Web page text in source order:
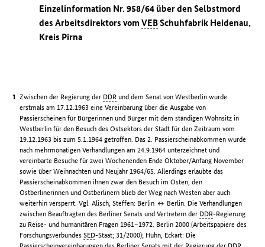
Einzelinformation Nr. 958/64 über den Selbstmord
des Arbeitsdirektors vomVEBSchuhfabrik Heidenau,
Kreis Pirna
Zwischen der Regierung der DDR und dem Senat von Westberlin wurde
erstmals am 17.12.1963 eine Vereinbarung über die Ausgabe von
Passierscheinen für Bürgerinnen und Bürger mit dem ständigen Wohnsitz in
Westberlin für den Besuch des Ostsektors der Stadt für den Zeitraum vom
19.12.1963 bis zum 5.1.1964 getroffen. Das 2. Passierscheinabkommen wurde
nach mehrmonatigen Verhandlungen am 24.9.1964 unterzeichnet und
vereinbarte Besuche für zwei Wochenenden Ende Oktober/Anfang November
sowie über Weihnachten und Neujahr 1964/65. Allerdings erlaubte das
Passierscheinabkommen ihnen zwar den Besuch im Osten, den
Ostberlinerinnen und Ostberlinern blieb der Weg nach Westen aber auch
weiterhin versperrt. Vgl. Alisch, Steffen: Berlin ↔ Berlin. Die Verhandlungen
zwischen Beauftragten des Berliner Senats und Vertretern der DDR-Regierung
zu Reise- und humanitären Fragen 1961–1972. Berlin 2000 (Arbeitspapiere des
ForschungsverbundesSED-Staat; 31/2000); Huhn, Eckart: Die